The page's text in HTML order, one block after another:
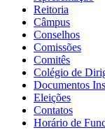
Reitoria
Câmpus
Conselhos
Comissões
Comitês
Colégio de
Documentos
Eleições
Contatos
Horário de